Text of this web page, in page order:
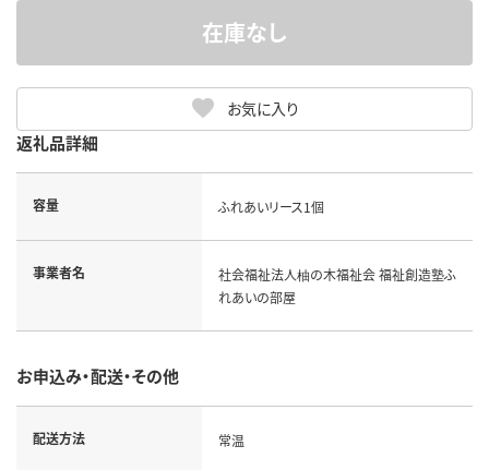
お気に入り
在庫なし
返礼品詳細
容量 ふれあいリース1個
事業者名
社会福祉法人柚の木福祉会 福祉創造塾ふ
れあいの部屋
お申込み・配送・その他
配送方法 常温